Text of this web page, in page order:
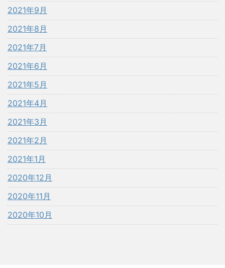
2021年9月
2021年8月
2021年7月
2021年6月
2021年5月
2021年4月
2021年3月
2021年2月
2021年1月
2020年12月
2020年11月
2020年10月